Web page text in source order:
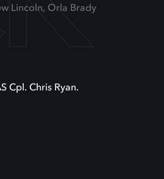
Lincoln, Orla Brady
Cpl. Chris Ryan.